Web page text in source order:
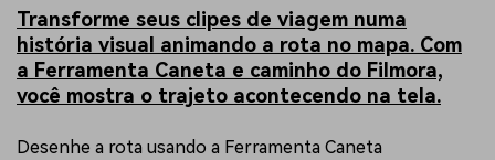
Transforme seus clipes de viagem numa
história visual animando a rota no mapa. Com
a Ferramenta Caneta e caminho do Filmora,
você mostra o trajeto acontecendo na tela.
Desenhe a rota usando a Ferramenta Caneta